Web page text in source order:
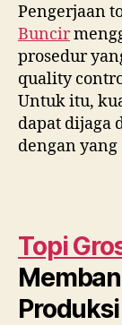
Pengerjaan
Buncir
prosedur
quality
Untuk itu,
dapat dijaga
dengan
Topi